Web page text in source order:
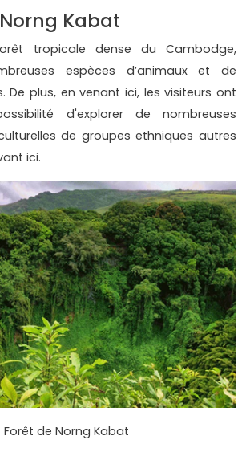
Kabat
tropicale dense du Cambodge,
espèces d’animaux et de
De plus, en venant ici, les visiteurs ont
d'explorer de nombreuses
de groupes ethniques autres
ici.
Forêt de Norng Kabat